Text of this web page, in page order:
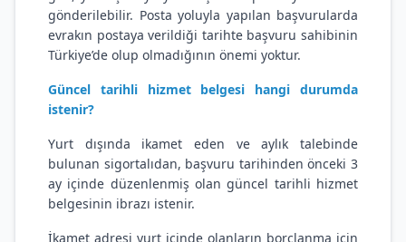
gönderilebilir. Posta yoluyla yapılan başvurularda
evrakın postaya verildiği tarihte başvuru sahibinin
Türkiye’de olup olmadığının önemi yoktur.
Güncel tarihli hizmet belgesi hangi durumda
istenir?
Yurt dışında ikamet eden ve aylık talebinde
bulunan sigortalıdan, başvuru tarihinden önceki 3
ay içinde düzenlenmiş olan güncel tarihli hizmet
belgesinin ibrazı istenir.
İkamet adresi yurt içinde olanların borçlanma için